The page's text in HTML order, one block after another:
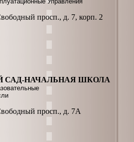
просп., д. 7, корп. 2
САД-НАЧАЛЬНАЯ ШКОЛА
просп., д. 7А